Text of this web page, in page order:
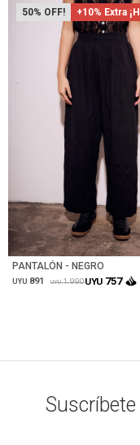
50 +10% Extra
Talle
PANTALÓN - NEGRO
UYU 891 UYU 1.990UYU 757